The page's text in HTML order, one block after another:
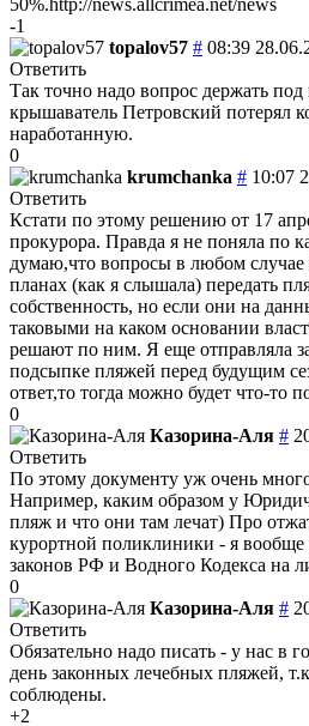
-1
topalov57 # 08:39
Ответить
Так точно надо вопрос держать под
крышаватель Петровский потерял
наработанную.
0
krumchanka # 10:07
Ответить
Кстати по этому решению от 17
прокурора. Правда я не поняла по
думаю,что вопросы в любом случае
планах (как я слышала) передать
собственность, но если они на
таковыми на каком основании
решают по ним. Я еще отправляла
подсыпке пляжей перед будущим
ответ,то тогда можно будет что-то
0
Казорина-Аля #
Ответить
По этому документу уж очень
Например, каким образом у
пляж и что они там лечат) Про
курортной поликлиники - я
законов РФ и Водного Кодекса на
0
Казорина-Аля #
Ответить
Обязательно надо писать - у нас в
день законных лечебных пляжей,
соблюдены.
+2